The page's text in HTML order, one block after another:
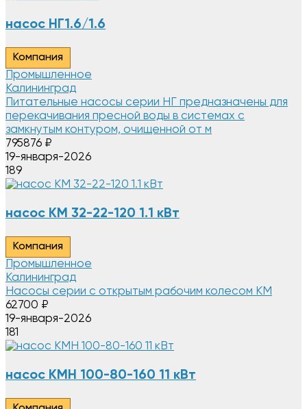
насос НГ1.6/1.6
Компания
Промышленное
Калининград
Питательные насосы серии НГ предназначены для
перекачивания пресной воды в системах с
замкнутым контуром, очищенной от м
795876 ₽
19-января-2026
189
насос КМ 32-22-120 1.1 кВт
Компания
Промышленное
Калининград
Насосы серии с открытым рабочим колесом КМ
62700 ₽
19-января-2026
181
насос КМН 100-80-160 11 кВт